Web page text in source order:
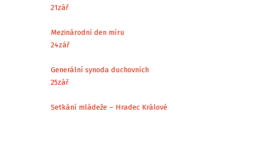
21zář
Mezinárodní den míru
24zář
Generální synoda duchovních
25zář
Setkání mládeže – Hradec Králové